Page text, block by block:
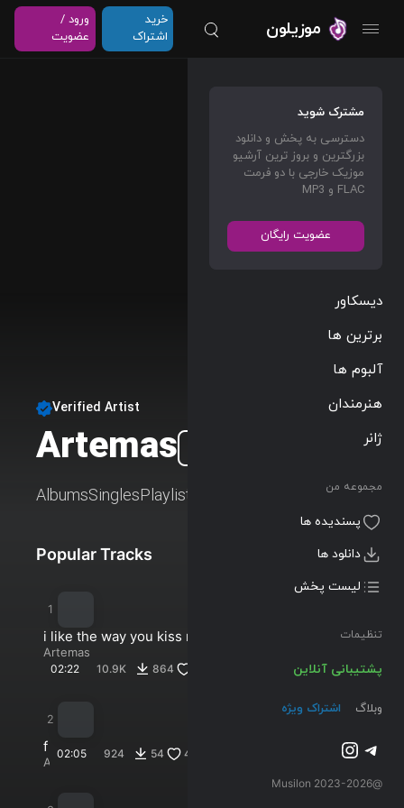
موزیلون
خرید
اشتراک
ورود /
عضویت
مشترک شوید
دسترسی به پخش و دانلود
بزرگترین و بروز ترین آرشیو
موزیک خارجی با دو فرمت
FLAC و MP3
عضویت رایگان
دیسکاور
برترین ها
آلبوم ها
هنرمندان
ژانر
مجموعه من
پسندیده ها
دانلود ها
لیست پخش
تنظیمات
پشتیبانی آنلاین
وبلاگ اشتراک ویژه
تلگراماینستاگرم
@2023-2026 Musilon
Verified Artist
Artemas
AlbumsSinglesPlaylists
Popular Tracks
i like the way you kiss me
Artemas
02:22 10.9K 864
f
a
Artemas
02:05 924 54 45
New Tracks